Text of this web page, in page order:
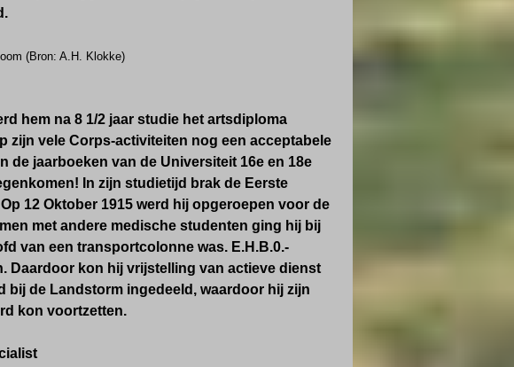
(Bron: A.H. Klokke)
hem na 8 1/2 jaar studie het artsdiploma
zijn vele Corps-activiteiten nog een acceptabele
de jaarboeken van de Universiteit 16e en 18e
In zijn studietijd brak de Eerste
12 Oktober 1915 werd hij opgeroepen voor de
met andere medische studenten ging hij bij
van een transportcolonne was. E.H.B.0.-
Daardoor kon hij vrijstelling van actieve dienst
bij de Landstorm ingedeeld, waardoor hij zijn
kon voortzetten.